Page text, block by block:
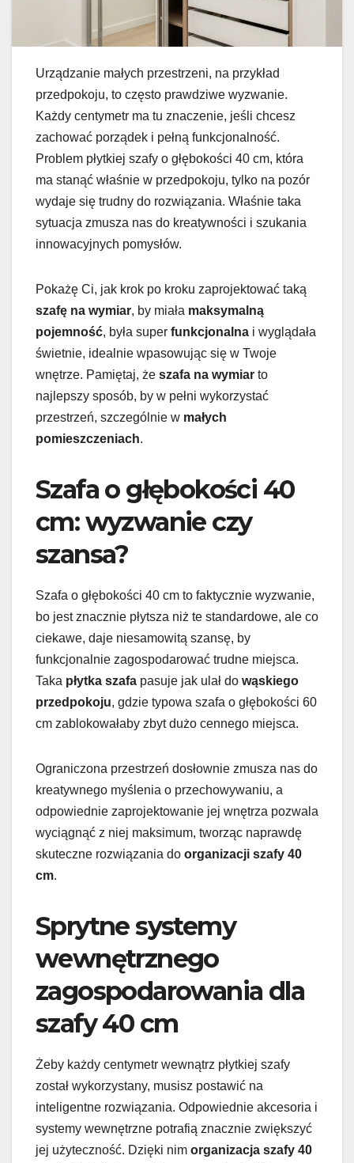
Urządzanie małych przestrzeni, na przykład
przedpokoju, to często prawdziwe wyzwanie.
Każdy centymetr ma tu znaczenie, jeśli chcesz
zachować porządek i pełną funkcjonalność.
Problem płytkiej szafy o głębokości 40 cm, która
ma stanąć właśnie w przedpokoju, tylko na pozór
wydaje się trudny do rozwiązania. Właśnie taka
sytuacja zmusza nas do kreatywności i szukania
innowacyjnych pomysłów.
Pokażę Ci, jak krok po kroku zaprojektować taką
szafę na wymiar, by miała maksymalną
pojemność, była super funkcjonalna i wyglądała
świetnie, idealnie wpasowując się w Twoje
wnętrze. Pamiętaj, że szafa na wymiar to
najlepszy sposób, by w pełni wykorzystać
przestrzeń, szczególnie w małych
pomieszczeniach.
Szafa o głębokości 40
cm: wyzwanie czy
szansa?
Szafa o głębokości 40 cm to faktycznie wyzwanie,
bo jest znacznie płytsza niż te standardowe, ale co
ciekawe, daje niesamowitą szansę, by
funkcjonalnie zagospodarować trudne miejsca.
Taka płytka szafa pasuje jak ulał do wąskiego
przedpokoju, gdzie typowa szafa o głębokości 60
cm zablokowałaby zbyt dużo cennego miejsca.
Ograniczona przestrzeń dosłownie zmusza nas do
kreatywnego myślenia o przechowywaniu, a
odpowiednie zaprojektowanie jej wnętrza pozwala
wyciągnąć z niej maksimum, tworząc naprawdę
skuteczne rozwiązania do organizacji szafy 40
cm.
Sprytne systemy
wewnętrznego
zagospodarowania dla
szafy 40 cm
Żeby każdy centymetr wewnątrz płytkiej szafy
został wykorzystany, musisz postawić na
inteligentne rozwiązania. Odpowiednie akcesoria i
systemy wewnętrzne potrafią znacznie zwiększyć
jej użyteczność. Dzięki nim organizacja szafy 40